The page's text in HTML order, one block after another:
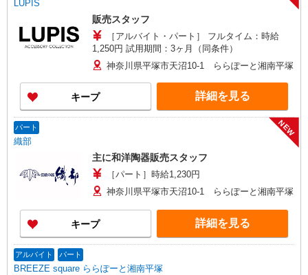
LUPIS
販売スタッフ
［アルバイト・パート］ フルタイム：時給
1,250円 試用期間：3ヶ月（同条件）
神奈川県平塚市天沼10-1 ららぽーと湘南平塚
キープ 詳細を見る
パート
織部
NEW
主に和洋陶器販売スタッフ
［パート］時給1,230円
神奈川県平塚市天沼10-1 ららぽーと湘南平塚
キープ 詳細を見る
アルバイト パート
BREEZE square ららぽーと湘南平塚